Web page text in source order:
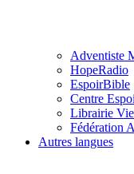
Adventiste
HopeRadio
EspoirBible
Centre
Librairie
Fédération
Autres langues